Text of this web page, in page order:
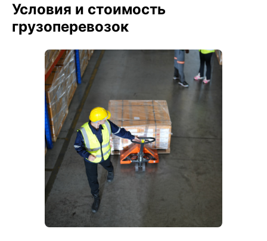
Условия и стоимость
грузоперевозок